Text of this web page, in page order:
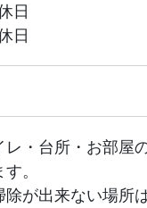
日
日
レ・台所・お部屋
。
除が出来ない場所